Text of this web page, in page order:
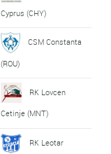
Cyprus (CHY)
CSM Constanta
(ROU)
RK Lovcen
Cetinje (MNT)
RK Leotar